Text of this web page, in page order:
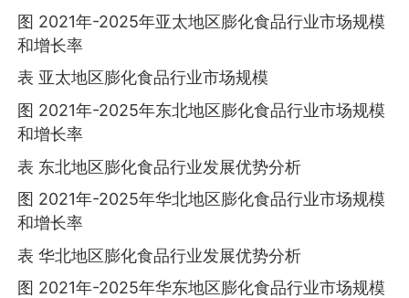
图 2021年-2025年亚太地区膨化食品行业市场规模
和增长率
表 亚太地区膨化食品行业市场规模
图 2021年-2025年东北地区膨化食品行业市场规模
和增长率
表 东北地区膨化食品行业发展优势分析
图 2021年-2025年华北地区膨化食品行业市场规模
和增长率
表 华北地区膨化食品行业发展优势分析
图 2021年-2025年华东地区膨化食品行业市场规模